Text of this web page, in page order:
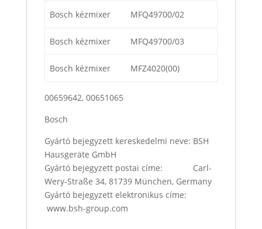
Bosch kézmixer MFQ49700/02
Bosch kézmixer MFQ49700/03
Bosch kézmixer MFZ4020(00)
00659642, 00651065
Bosch
Gyártó bejegyzett kereskedelmi neve: BSH
Hausgeräte GmbH
Gyártó bejegyzett postai címe: Carl-
Wery-Straße 34, 81739 München, Germany
Gyártó bejegyzett elektronikus címe:
www.bsh-group.com